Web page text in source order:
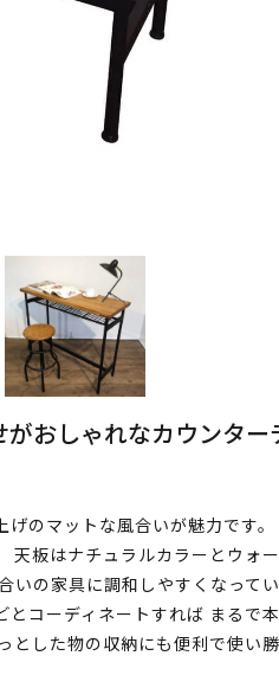
おしゃれなカウンター
のマットな風合いが魅力です。
天板はナチュラルカラーとウォ
いの家具に調和しやすくなって
とコーディネートすれば まるで
とした物の収納にも便利で使い